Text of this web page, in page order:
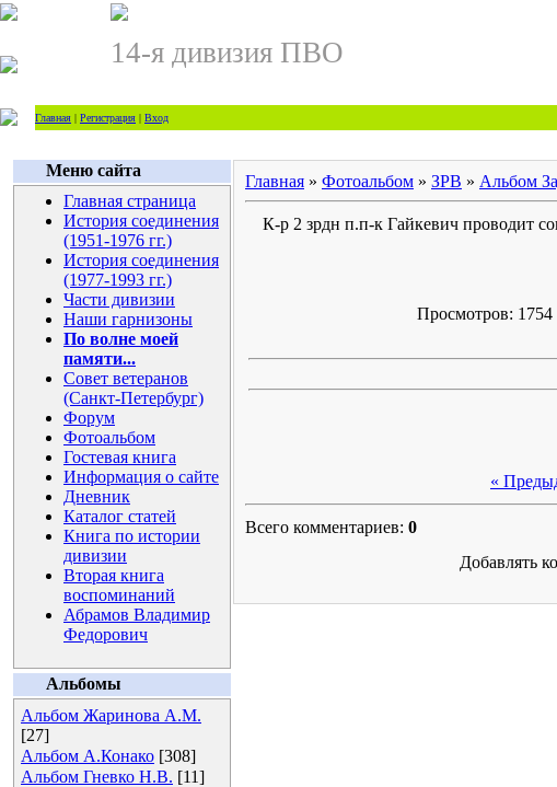
14-я дивизия ПВО
Главная | Регистрация | Вход
Меню сайта
Главная страница
История соединения
(1951-1976 гг.)
История соединения
(1977-1993 гг.)
Части дивизии
Наши гарнизоны
По волне моей
памяти...
Совет ветеранов
(Санкт-Петербург)
Форум
Фотоальбом
Гостевая книга
Информация о сайте
Дневник
Каталог статей
Книга по истории
дивизии
Вторая книга
воспоминаний
Абрамов Владимир
Федорович
Альбомы
Альбом Жаринова А.М.
[27]
Альбом А.Конако [308]
Альбом Гневко Н.В. [11]
Главная » Фотоальбом » ЗРВ » Альбом
К-р 2 зрдн п.п-к Гайкевич проводит
Просмотров: 1754
«
Всего комментариев: 0
Добавлять